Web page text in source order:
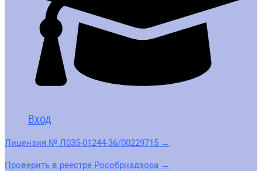
Вход
Лицензия № Л035-01244-36/00229715 →
Проверить в реестре Рособрнадзора →